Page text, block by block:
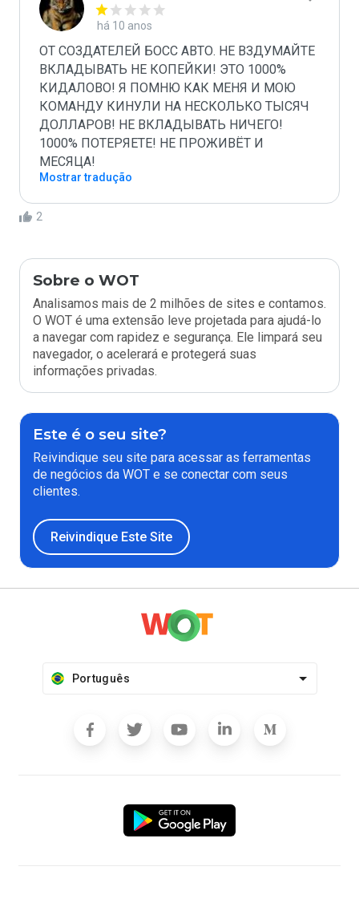
há 10 anos
ОТ СОЗДАТЕЛЕЙ БОСС АВТО. НЕ ВЗДУМАЙТЕ
ВКЛАДЫВАТЬ НЕ КОПЕЙКИ! ЭТО 1000%
КИДАЛОВО! Я ПОМНЮ КАК МЕНЯ И МОЮ
КОМАНДУ КИНУЛИ НА НЕСКОЛЬКО ТЫСЯЧ
ДОЛЛАРОВ! НЕ ВКЛАДЫВАТЬ НИЧЕГО!
1000% ПОТЕРЯЕТЕ! НЕ ПРОЖИВЁТ И
МЕСЯЦА!
Mostrar tradução
2
Sobre o WOT
Analisamos mais de 2 milhões de sites e contamos.
O WOT é uma extensão leve projetada para ajudá-lo
a navegar com rapidez e segurança. Ele limpará seu
navegador, o acelerará e protegerá suas
informações privadas.
Este é o seu site?
Reivindique seu site para acessar as ferramentas
de negócios da WOT e se conectar com seus
clientes.
Reivindique Este Site
Português